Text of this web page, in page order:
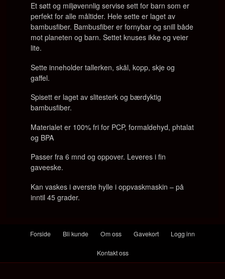
Et søtt og miljøvennlig servise sett for barn som er
perfekt for alle måltider. Hele sette er laget av
bambusfiber. Bambusfiber er fornybar og snill både
mot planeten og barn. Settet knuses ikke og veier
lite.
Sette inneholder tallerken, skål, kopp, skje og
gaffel.
Spisett er laget av slitesterk og bærdyktig
bambusfiber.
Materialet er 100% fri for PCP, formaldehyd, phtalat
og BPA
Passer fra 6 mnd og oppover. Leveres i fin
gaveeske.
Kan vaskes i øverste hylle i oppvaskmaskin – på
inntil 45 grader.
Forside Bli kunde Om oss Gavekort Logg inn
Kontakt oss